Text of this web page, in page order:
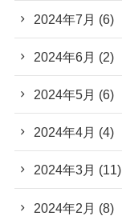
2024年7月 (6)
2024年6月 (2)
2024年5月 (6)
2024年4月 (4)
2024年3月 (11)
2024年2月 (8)